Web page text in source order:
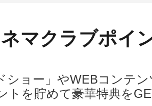
マクラブポイ
ショー」やWEBコンテ
トを貯めて豪華特典を